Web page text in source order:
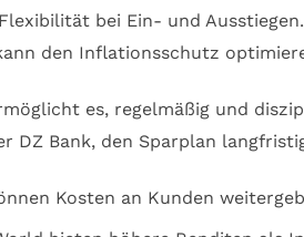
bei Ein- und
den Inflationsschutz
es, regelmäßig und
DZ Bank, den Sparplan
Kosten an Kunden